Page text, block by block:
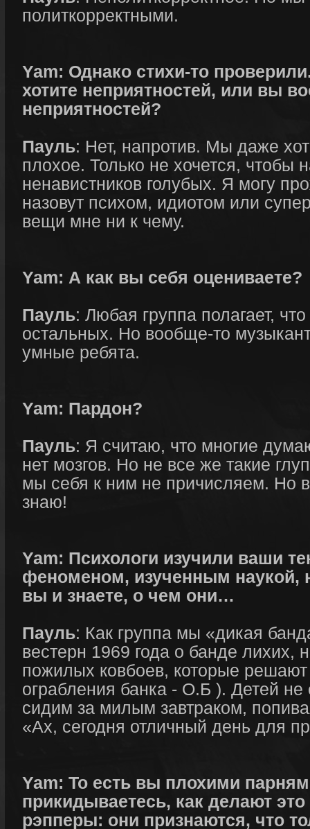
политкорректными.
Yam: Однако стихи-то
хотите неприятностей, или вы
неприятностей?
Пауль: Нет, напротив. Мы даже
плохое. Только не хочется, чтобы
ненавистников голубых. Я могу
назовут психом, идиотом или
вещи мне ни к чему.
Yam: А как вы себя оцениваете?
Пауль: Любая группа полагает,
остальных. Но вообще-то
умные ребята.
Yam: Пардон?
Пауль: Я считаю, что многие
нет мозгов. Но не все же такие
мы себя к ним не причисляем. Но
знаю!
Yam: Психологи изучили ваши
феноменом, изученным наукой,
вы и знаете, о чем они…
Пауль: Как группа мы «дикая
вестерн 1969 года о банде лихих,
пожилых ковбоев, которые
ограбления банка - О.Б ). Детей
сидим за милым завтраком,
«Ах, сегодня отличный день для
Yam: То есть вы плохими
прикидываетесь, как делают это
рэпперы: они признаются, что